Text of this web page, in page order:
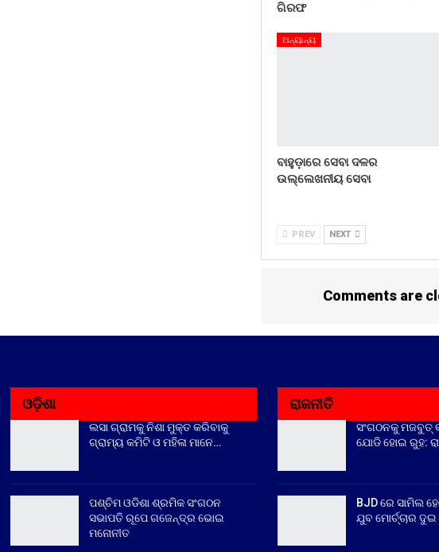
ଗିରଫ
ଅନ୍ୟାନ୍ୟ
ବାହୁଡ଼ାରେ ସେବା ଦଳର
ଉଲ୍ଲେଖନୀୟ ସେବା
PREV NEXT
Comments are
ଓଡ଼ିଶା
ଲସା ଗ୍ରାମକୁ ନିଶା ମୁକ୍ତ କରିବାକୁ
ଗ୍ରାମ୍ୟ କମିଟି ଓ ମହିଳା ମାନେ…
ପଶ୍ଚିମ ଓଡିଶା ଶ୍ରମିକ ସଂଗଠନ
ସଭାପତି ରୂପେ ଗଜେନ୍ଦ୍ର ଭୋଇ
ମନୋନୀତ
ରାଜନୀତି
ସଂଗଠନକୁ ମଜବୁତ୍
ଯୋଡି ହୋଇ ରୁହ:
BJD ରେ ସାମିଲ
ଯୁବ ମୋର୍ଚ୍ଚାର ଦୁଇ